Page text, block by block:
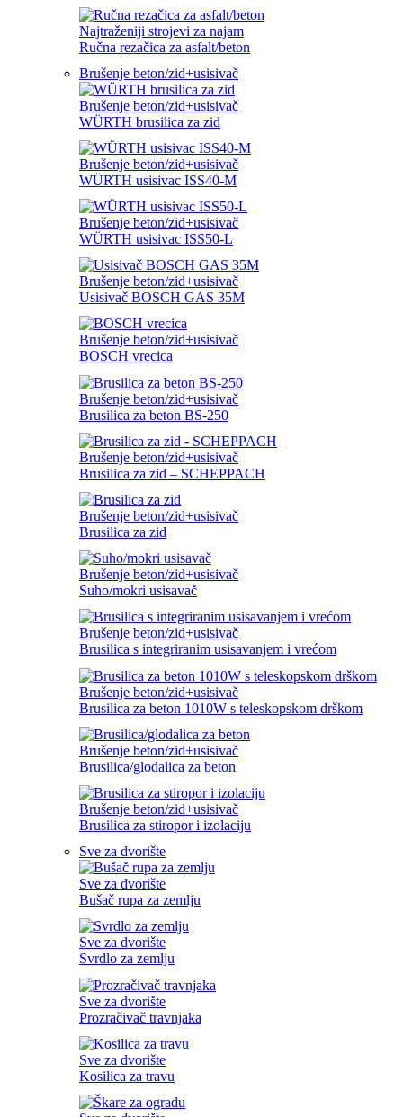
Najtraženiji strojevi za najam
Ručna rezačica za asfalt/beton
Brušenje beton/zid+usisivač
Brušenje beton/zid+usisivač
WÜRTH brusilica za zid
Brušenje beton/zid+usisivač
WÜRTH usisivac ISS40-M
Brušenje beton/zid+usisivač
WÜRTH usisivac ISS50-L
Brušenje beton/zid+usisivač
Usisivač BOSCH GAS 35M
Brušenje beton/zid+usisivač
BOSCH vrecica
Brušenje beton/zid+usisivač
Brusilica za beton BS-250
Brušenje beton/zid+usisivač
Brusilica za zid – SCHEPPACH
Brušenje beton/zid+usisivač
Brusilica za zid
Brušenje beton/zid+usisivač
Suho/mokri usisavač
Brušenje beton/zid+usisivač
Brusilica s integriranim usisavanjem i vrećom
Brušenje beton/zid+usisivač
Brusilica za beton 1010W s teleskopskom drškom
Brušenje beton/zid+usisivač
Brusilica/glodalica za beton
Brušenje beton/zid+usisivač
Brusilica za stiropor i izolaciju
Sve za dvorište
Sve za dvorište
Bušač rupa za zemlju
Sve za dvorište
Svrdlo za zemlju
Sve za dvorište
Prozračivač travnjaka
Sve za dvorište
Kosilica za travu